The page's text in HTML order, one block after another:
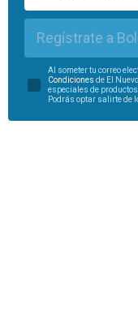
Regístrate a
Al someter tu correo
Condiciones de El
especiales de
Podrás optar salirte de